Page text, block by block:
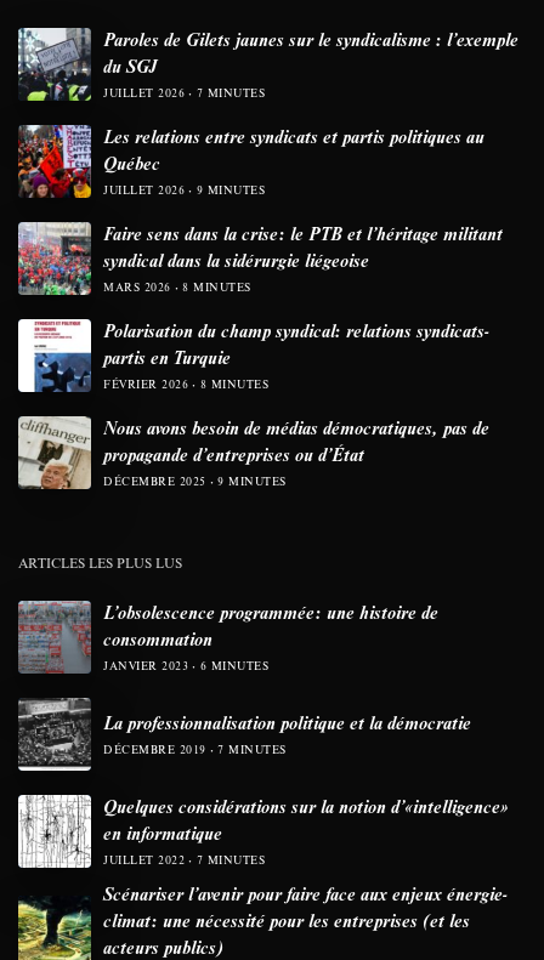
Paroles de Gilets jaunes sur le syndicalisme : l’exemple
du SGJ
JUILLET 2026 7 MINUTES
Les relations entre syndicats et partis politiques au
Québec
JUILLET 2026 9 MINUTES
Faire sens dans la crise: le PTB et l’héritage militant
syndical dans la sidérurgie liégeoise
MARS 2026 8 MINUTES
Polarisation du champ syndical: relations syndicats-
partis en Turquie
FÉVRIER 2026 8 MINUTES
Nous avons besoin de médias démocratiques, pas de
propagande d’entreprises ou d’État
DÉCEMBRE 2025 9 MINUTES
ARTICLES LES PLUS LUS
L’obsolescence programmée: une histoire de
consommation
JANVIER 2023 6 MINUTES
La professionnalisation politique et la démocratie
DÉCEMBRE 2019 7 MINUTES
Quelques considérations sur la notion d’«intelligence»
en informatique
JUILLET 2022 7 MINUTES
Scénariser l’avenir pour faire face aux enjeux énergie-
climat: une nécessité pour les entreprises (et les
acteurs publics)